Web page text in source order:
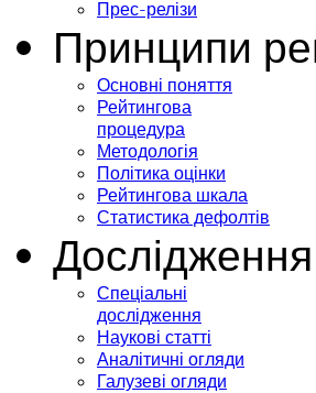
Прес-релізи
Принципи
Основні поняття
Рейтингова
процедура
Методологія
Політика оцінки
Рейтингова шкала
Статистика дефолтів
Дослідження
Спеціальні
дослідження
Наукові статті
Аналітичні огляди
Галузеві огляди